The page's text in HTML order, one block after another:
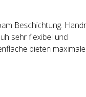
Beschichtung.
sehr flexibel und
bieten